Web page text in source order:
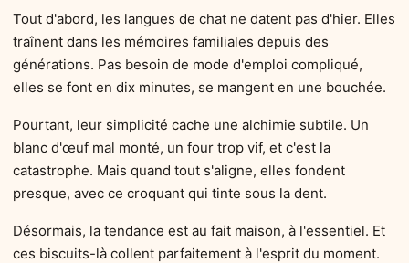
Tout d'abord, les langues de chat ne datent pas d'hier. Elles
traînent dans les mémoires familiales depuis des
générations. Pas besoin de mode d'emploi compliqué,
elles se font en dix minutes, se mangent en une bouchée.
Pourtant, leur simplicité cache une alchimie subtile. Un
blanc d'œuf mal monté, un four trop vif, et c'est la
catastrophe. Mais quand tout s'aligne, elles fondent
presque, avec ce croquant qui tinte sous la dent.
Désormais, la tendance est au fait maison, à l'essentiel. Et
ces biscuits-là collent parfaitement à l'esprit du moment.